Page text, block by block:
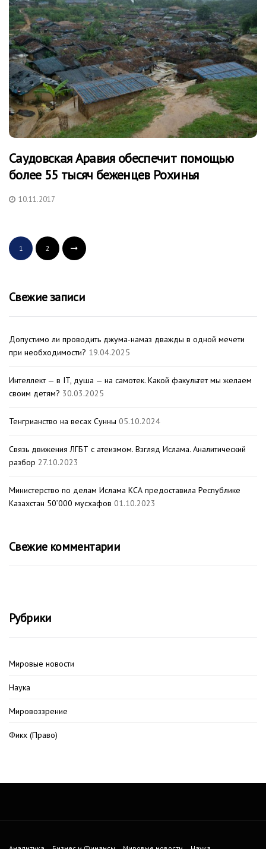
Саудовская Аравия обеспечит помощью
более 55 тысяч беженцев Рохинья
10.11.2017
1 2
Свежие записи
Допустимо ли проводить джума-намаз дважды в одной мечети
при необходимости? 19.04.2025
Интеллект — в IT, душа — на самотек. Какой факультет мы желаем
своим детям? 30.03.2025
Тенгрианство на весах Сунны 05.10.2024
Связь движения ЛГБТ с атеизмом. Взгляд Ислама. Аналитический
разбор 27.10.2023
Министерство по делам Ислама КСА предоставила Республике
Казахстан 50’000 мусхафов 01.10.2023
Свежие комментарии
Рубрики
Мировые новости
Наука
Мировоззрение
Фикх (Право)